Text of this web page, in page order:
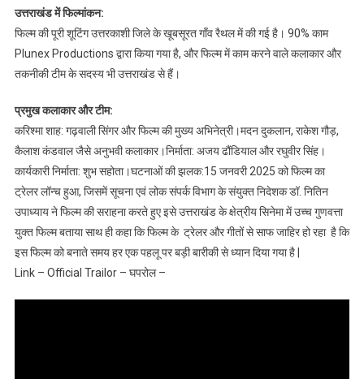
उत्तराखंड में फिल्मांकन:
फिल्म की पूरी शूटिंग उत्तरकाशी जिले के खूबसूरत गाँव रैथल में की गई है। 90% काम
Plunex Productions द्वारा किया गया है, और फिल्म में काम करने वाले कलाकार और
तकनीकी टीम के सदस्य भी उत्तराखंड से हैं।
प्रमुख कलाकार और टीम:
करिश्मा शाह: गढ़वाली सिंगर और फिल्म की मुख्य अभिनेत्री।मदन दुकलान, राकेश गौड़,
कैलाश कंडवाल जैसे अनुभवी कलाकार।निर्माता: अजय ढौंडियाल और रघुवीर सिंह।
कार्यकारी निर्माता: शुभ सहोता।घटनाओं की झलक:15 जनवरी 2025 को फिल्म का
ट्रेलर लॉन्च हुआ, जिसमें सूचना एवं लोक संपर्क विभाग के संयुक्त निदेशक डॉ. नितिन
उपाध्याय ने फिल्म की सराहना करते हुए इसे उत्तराखंड के क्षेत्रीय सिनेमा में उच्च गुणवत्ता
युक्त फिल्म बताया साथ ही कहा कि फिल्म के ट्रेलर और गीतों से साफ जाहिर हो रहा है कि
इस फिल्म को बनाते समय हर एक पहलू पर बड़ी बारीकी से ध्यान दिया गया है |
Link – Official Trailor – घपरोल –